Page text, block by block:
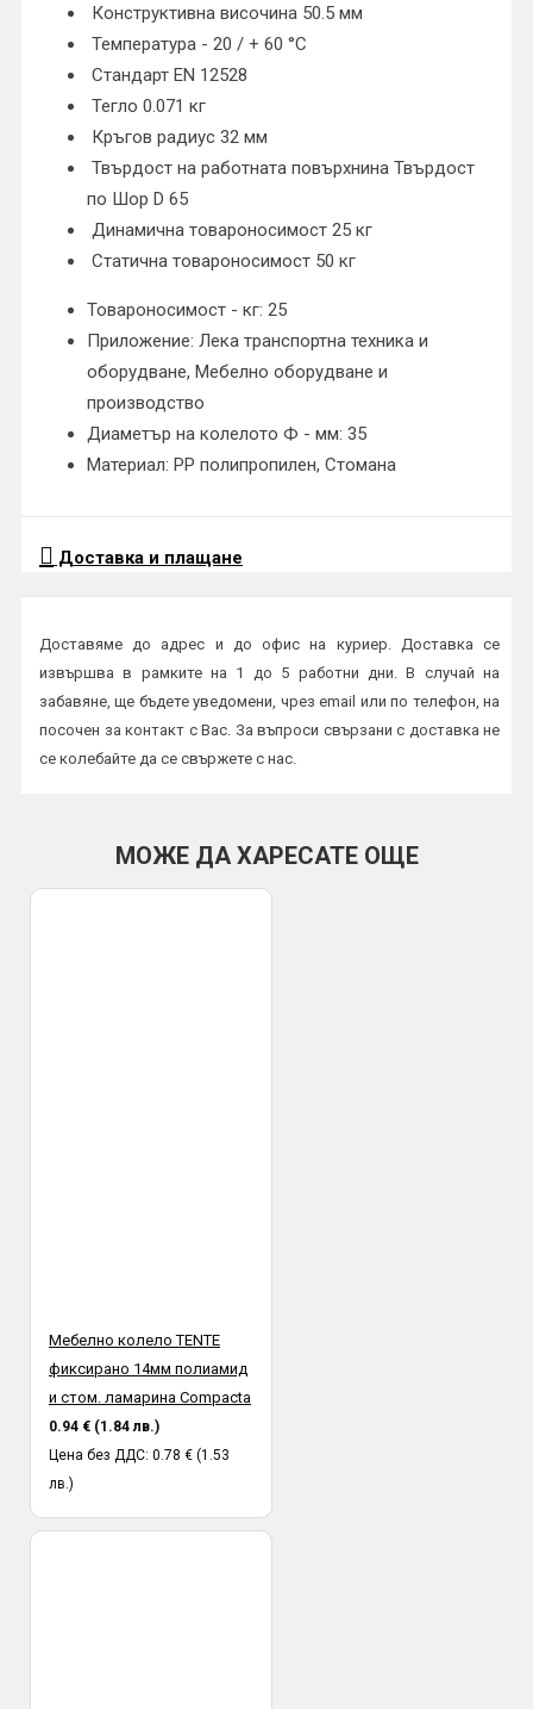
Конструктивна височина 50.5 мм
Температура - 20 / + 60 °C
Стандарт EN 12528
Тегло 0.071 кг
Кръгов радиус 32 мм
Твърдост на работната повърхнина Твърдост
по Шор D 65
Динамична товароносимост 25 кг
Статична товароносимост 50 кг
Товароносимост - кг: 25
Приложение: Лека транспортна техника и
оборудване, Мебелно оборудване и
производство
Диаметър на колелото Ф - мм: 35
Материал: PP полипропилен, Стомана
Доставка и плащане
Доставяме до адрес и до офис на куриер. Доставка се
извършва в рамките на 1 до 5 работни дни. В случай на
забавяне, ще бъдете уведомени, чрез email или по телефон, на
посочен за контакт с Вас. За въпроси свързани с доставка не
се колебайте да се свържете с нас.
Плащане в брой или с карта на куриер
МОЖЕ ДА ХАРЕСАТЕ ОЩЕ
Мебелно колело TENTE
фиксирано 14мм полиамид
и стом. ламарина Compacta
0.94 € (1.84 лв.)
Цена без ДДС: 0.78 € (1.53
лв.)